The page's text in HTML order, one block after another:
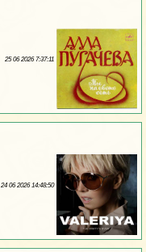
25 06 2026 7:37:11
24 06 2026 14:48:50